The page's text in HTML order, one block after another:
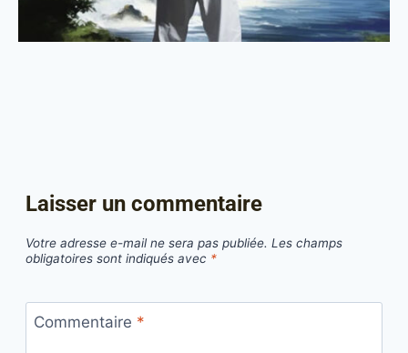
Laisser un commentaire
Votre adresse e-mail ne sera pas publiée. Les champs
obligatoires sont indiqués avec *
Commentaire *